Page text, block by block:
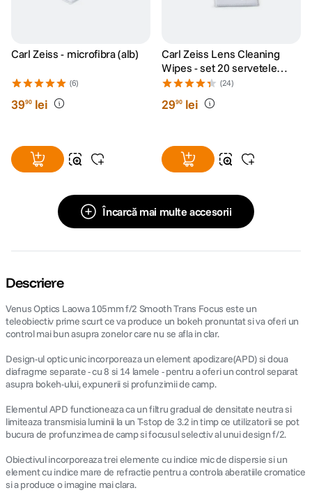
Carl Zeiss - microfibra (alb)
(6)
3990 lei
Carl Zeiss Lens Cleaning
Wipes - set 20 servetele
umede
(24)
2990 lei
Încarcă mai multe accesorii
Descriere
Venus Optics Laowa 105mm f/2 Smooth Trans Focus este un
teleobiectiv prime scurt ce va produce un bokeh pronuntat si va oferi un
control mai bun asupra zonelor care nu se afla in clar.
Design-ul optic unic incorporeaza un element apodizare(APD) si doua
diafragme separate - cu 8 si 14 lamele - pentru a oferi un control separat
asupra bokeh-ului, expunerii si profunzimii de camp.
Elementul APD functioneaza ca un filtru gradual de densitate neutra si
limiteaza transmisia luminii la un T-stop de 3.2 in timp ce utilizatorii se pot
bucura de profunzimea de camp si focusul selectiv al unui design f/2.
Obiectivul incorporeaza trei elemente cu indice mic de dispersie si un
element cu indice mare de refractie pentru a controla aberatiile cromatice
si a produce o imagine mai clara.